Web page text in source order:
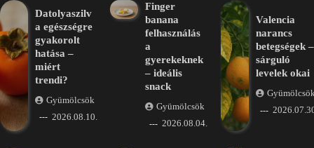
Datolyaszilv
a egészségre
gyakorolt
hatása –
miért
trendi?
Gyümölcsök
2026.08.10.
Finger
banana
felhasználás
a
gyerekeknek
– ideális
snack
Gyümölcsök
2026.08.04.
Valencia
narancs
betegségek –
sárguló
levelek okai